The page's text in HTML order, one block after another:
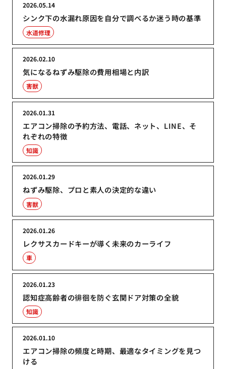
シンク下の水漏れ原因を自分で調べるか迷う時の基準
2026.05.14
水道修理
気になるねずみ駆除の費用相場と内訳
2026.02.10
害獣
エアコン掃除の予約方法、電話、ネット、LINE、そ
れぞれの特徴
2026.01.31
知識
ねずみ駆除、プロと素人の決定的な違い
2026.01.29
害獣
レクサスカードキーが導く未来のカーライフ
2026.01.26
車
認知症高齢者の徘徊を防ぐ玄関ドア対策の全貌
2026.01.23
知識
エアコン掃除の頻度と時期、最適なタイミングを見つ
ける
2026.01.10